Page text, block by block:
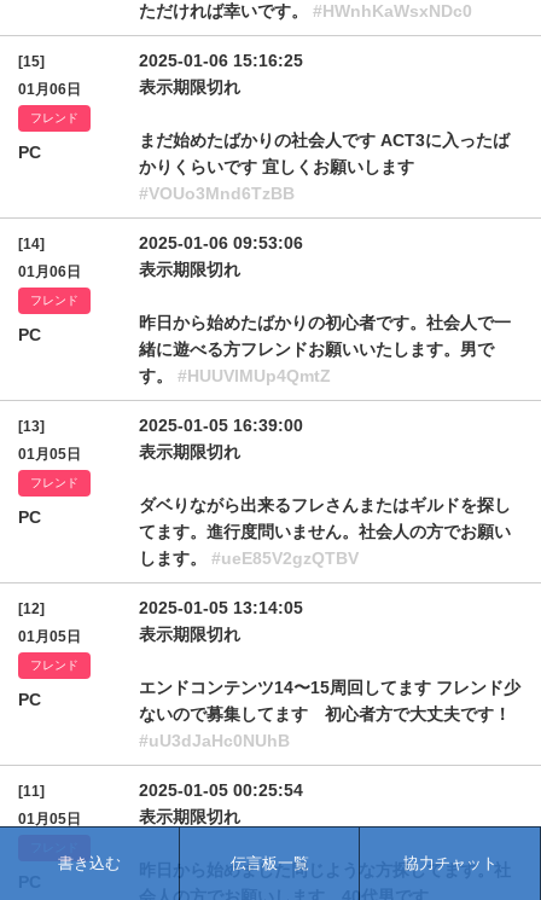
ただければ幸いです。 #HWnhKaWsxNDc0
[15]
01月06日
フレンド
PC
2025-01-06 15:16:25
表示期限切れ
まだ始めたばかりの社会人です ACT3に入ったば
かりくらいです 宜しくお願いします
#VOUo3Mnd6TzBB
[14]
01月06日
フレンド
PC
2025-01-06 09:53:06
表示期限切れ
昨日から始めたばかりの初心者です。社会人で一
緒に遊べる方フレンドお願いいたします。男で
す。 #HUUVlMUp4QmtZ
[13]
01月05日
フレンド
PC
2025-01-05 16:39:00
表示期限切れ
ダベりながら出来るフレさんまたはギルドを探し
てます。進行度問いません。社会人の方でお願い
します。 #ueE85V2gzQTBV
[12]
01月05日
フレンド
PC
2025-01-05 13:14:05
表示期限切れ
エンドコンテンツ14〜15周回してます フレンド少
ないので募集してます 初心者方で大丈夫です！
#uU3dJaHc0NUhB
[11]
01月05日
2025-01-05 00:25:54
表示期限切れ
昨日から始めました同じような方探してます。社
書き込む 伝言板一覧 協力チャット